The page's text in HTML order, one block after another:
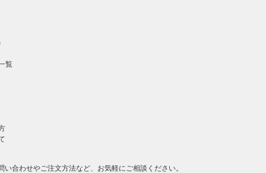
覧
い合わせやご注文方法など、お気軽にご相談ください。